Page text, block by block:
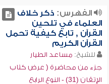
الفهرس: ذكر خلاف
العلماء في تلحين
القرآن , تابع كيفية تحمل
القرآن الكريم
للشيخ: مساعد الطيار
جزء من محاضرة ( عرض كتاب
الإتقان (31) - النوع الرابع